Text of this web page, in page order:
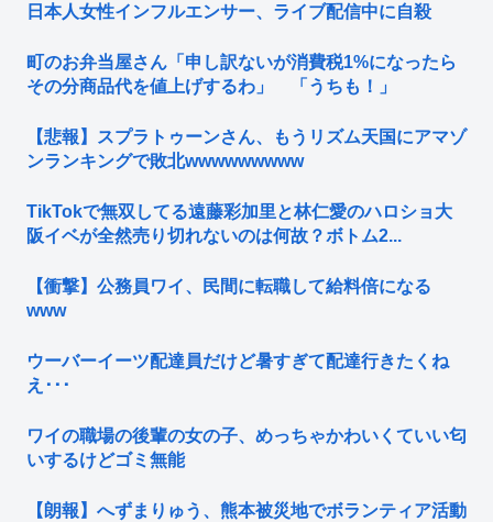
日本人女性インフルエンサー、ライブ配信中に自殺
町のお弁当屋さん「申し訳ないが消費税1%になったら
その分商品代を値上げするわ」 「うちも！」
【悲報】スプラトゥーンさん、もうリズム天国にアマゾ
ンランキングで敗北wwwwwwwww
TikTokで無双してる遠藤彩加里と林仁愛のハロショ大
阪イベが全然売り切れないのは何故？ボトム2...
【衝撃】公務員ワイ、民間に転職して給料倍になる
www
ウーバーイーツ配達員だけど暑すぎて配達行きたくね
え･･･
ワイの職場の後輩の女の子、めっちゃかわいくていい匂
いするけどゴミ無能
【朗報】へずまりゅう、熊本被災地でボランティア活動